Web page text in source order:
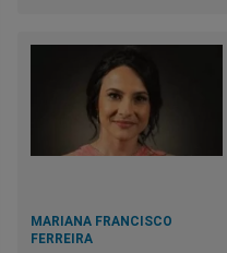
MARIANA FRANCISCO
FERREIRA